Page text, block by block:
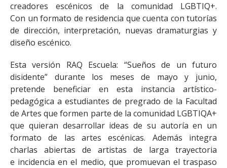
creadores escénicos de la comunidad LGBTIQ+.
Con un formato de residencia que cuenta con tutorías
de dirección, interpretación, nuevas dramaturgias y
diseño escénico.
Esta versión RAQ Escuela: “Sueños de un futuro
disidente” durante los meses de mayo y junio,
pretende beneficiar en esta instancia artístico-
pedagógica a estudiantes de pregrado de la Facultad
de Artes que formen parte de la comunidad LGBTIQA+
que quieran desarrollar ideas de su autoría en un
formato de las artes escénicas. Además integra
charlas abiertas de artistas de larga trayectoria
e incidencia en el medio, que promuevan el traspaso